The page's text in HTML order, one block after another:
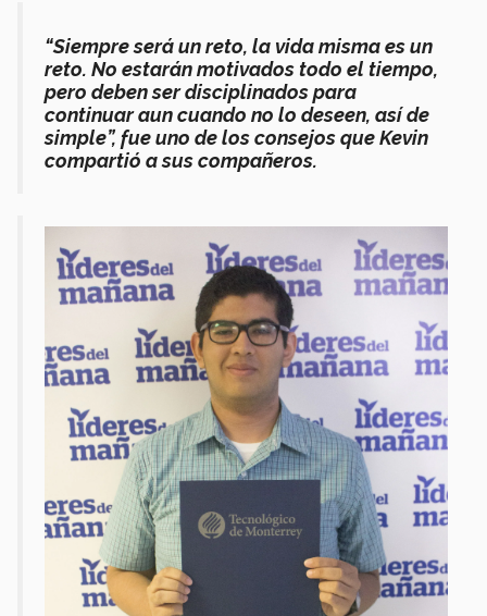
“Siempre será un reto, la vida misma es un
reto. No estarán motivados todo el tiempo,
pero deben ser disciplinados para
continuar aun cuando no lo deseen, así de
simple”, fue uno de los consejos que Kevin
compartió a sus compañeros.